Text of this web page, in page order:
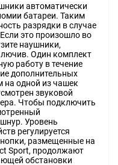
автоматически
батареи. Таким
разрядки в случае
это произошло во
наушники,
Один комплект
работу в течение
дополнительных
на одной из чашек
звуковой
Чтобы подключить
Уровень
регулируется
размещенные на
Sport, продолжают
обстановки